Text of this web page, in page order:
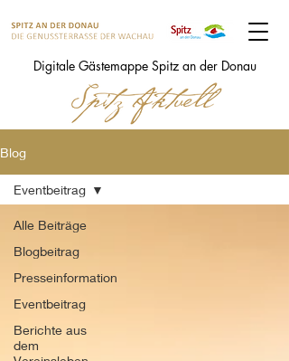
Digitale Gästemappe Spitz an der Donau
Blog
Alle Beiträge
Blogbeitrag
Presseinformation
Eventbeitrag
Berichte aus
dem
Eventbeitrag